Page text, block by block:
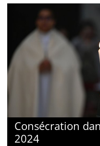
Consécration
2024